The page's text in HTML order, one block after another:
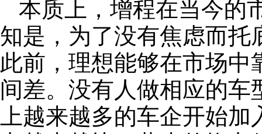
本质上，增程在当今的
知是，为了没有焦虑而托
此前，理想能够在市场
间差。没有人做相应的
上越来越多的车企开始